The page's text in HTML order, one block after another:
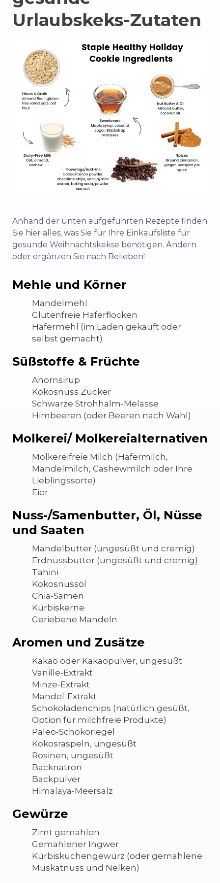
Urlaubskeks-Zutaten
Anhand der unten aufgeführten Rezepte finden
Sie hier alles, was Sie für Ihre Einkaufsliste für
gesunde Weihnachtskekse benötigen. Ändern
oder ergänzen Sie nach Belieben!
Mehle und Körner
Mandelmehl
Glutenfreie Haferflocken
Hafermehl (im Laden gekauft oder
selbst gemacht)
Süßstoffe & Früchte
Ahornsirup
Kokosnuss Zucker
Schwarze Strohhalm-Melasse
Himbeeren (oder Beeren nach Wahl)
Molkerei/ Molkereialternativen
Molkereifreie Milch (Hafermilch,
Mandelmilch, Cashewmilch oder Ihre
Lieblingssorte)
Eier
Nuss-/Samenbutter, Öl, Nüsse
und Saaten
Mandelbutter (ungesüßt und cremig)
Erdnussbutter (ungesüßt und cremig)
Tahini
Kokosnussöl
Chia-Samen
Kürbiskerne
Geriebene Mandeln
Aromen und Zusätze
Kakao oder Kakaopulver, ungesüßt
Vanille-Extrakt
Minze-Extrakt
Mandel-Extrakt
Schokoladenchips (natürlich gesüßt,
Option für milchfreie Produkte)
Paleo-Schokoriegel
Kokosraspeln, ungesüßt
Rosinen, ungesüßt
Backnatron
Backpulver
Himalaya-Meersalz
Gewürze
Zimt gemahlen
Gemahlener Ingwer
Kürbiskuchengewürz (oder gemahlene
Muskatnuss und Nelken)